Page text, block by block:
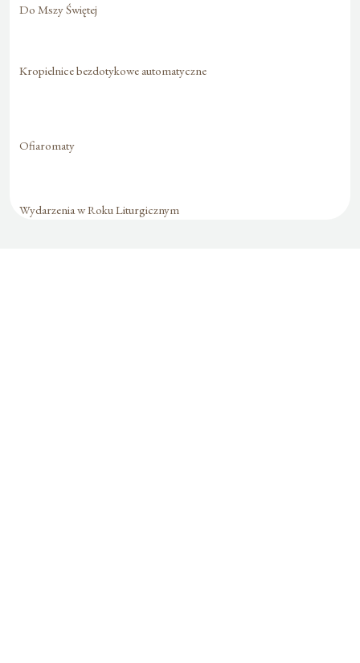
Do Mszy Świętej
Kropielnice bezdotykowe automatyczne
Ofiaromaty
Wydarzenia w Roku Liturgicznym